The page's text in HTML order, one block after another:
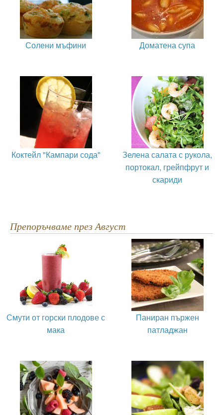
Солени мъфини Доматена супа
Коктейл "Кампари сода"
Зелена салата с рукола,
портокал, грейпфрут и
скариди
Препоръчваме през Август
Смути от горски плодове с
мака
Паниран пържен
патладжан